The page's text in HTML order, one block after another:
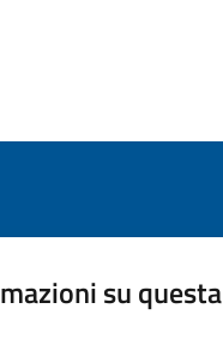
su questa